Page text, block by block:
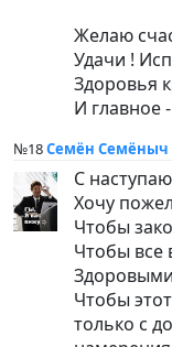
Желаю
Удачи !
Здоровья
И главное
№18Семён Семёныч
С
Хочу
Чтобы
Чтобы
Чтобы
только с